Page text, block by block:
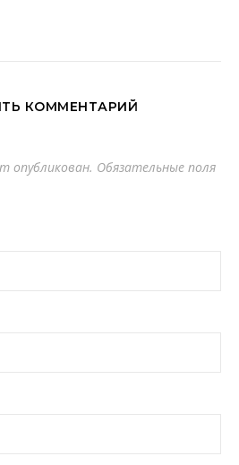
КОММЕНТАРИЙ
опубликован. Обязательные поля